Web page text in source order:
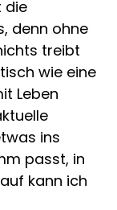
die
denn ohne
treibt
wie eine
Leben
ins
passt, in
kann ich